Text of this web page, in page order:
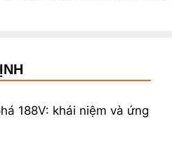
188V: khái niệm và ứng